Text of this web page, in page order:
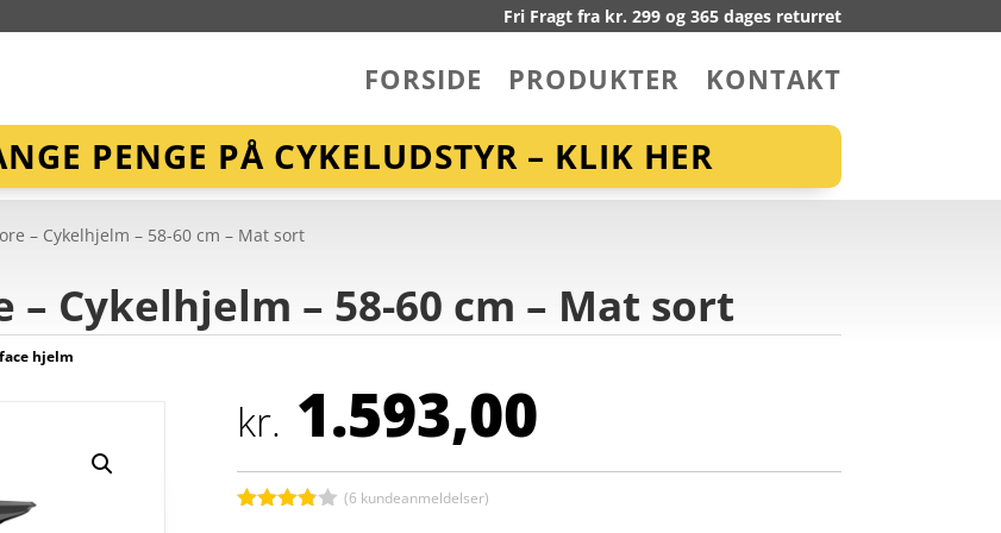
Fri Fragt fra kr. 299 og 365 dages returret
FORSIDE PRODUKTER KONTAKT
PENGE PÅ CYKELUDSTYR – KLIK HER
– Cykelhjelm – 58-60 cm – Mat sort
– Cykelhjelm – 58-60 cm – Mat sort
hjelm
kr. 1.593,00
(6 kundeanmeldelser)